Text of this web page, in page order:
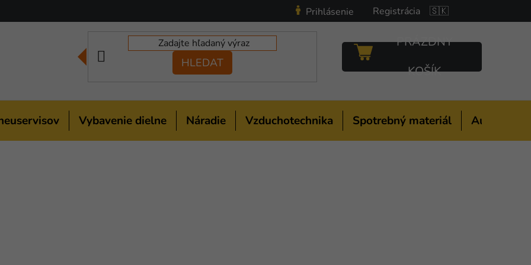
Prihlásenie Registrácia 🇸🇰
HLEDAT
NÁKUPNÝ
KOŠÍK
PRÁZDNY
KOŠÍK
Vybavenie dielne Náradie Vzduchotechnika Spotrebný materiál Auto-moto